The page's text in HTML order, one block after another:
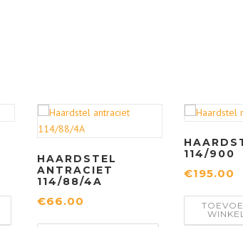
HAARDSTEL
ANTRACIET
114/88/4A
€66.00
114/900
€195.00